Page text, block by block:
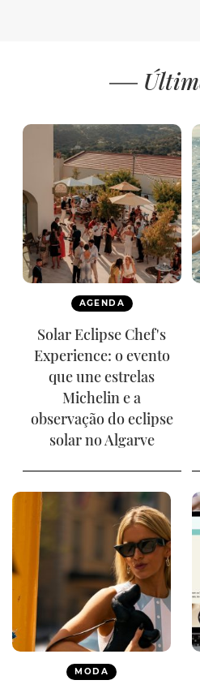
AGENDA
Solar Eclipse Chef's
Experience: o evento
que une estrelas
Michelin e a
observação do eclipse
solar no Algarve
MODA